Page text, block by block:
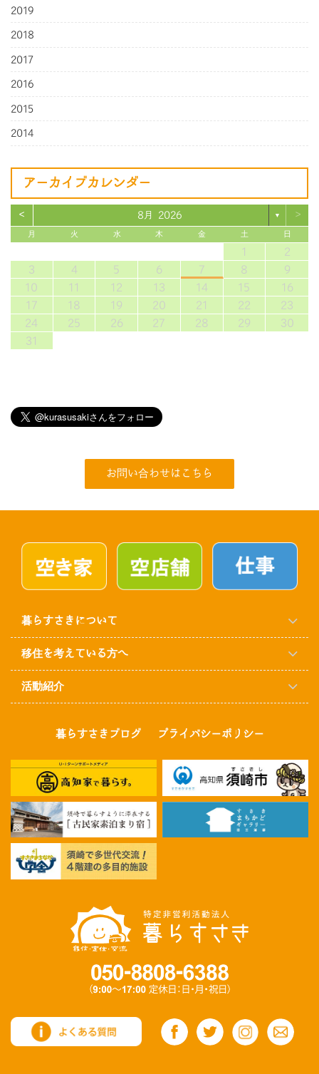
2019
2018
2017
2016
2015
2014
アーカイブカレンダー
< 8月 2026 ▼ >
月 火 水 木 金 土 日
1
2
3
4 5 6 7 8
9
10
11 12 13 14 15
16
17
18 19 20 21 22
23
24
25 26 27 28 29
30
31
お問い合わせはこちら
暮らすさきについて
移住を考えている方へ
活動紹介
暮らすさきブログ プライバシーポリシー